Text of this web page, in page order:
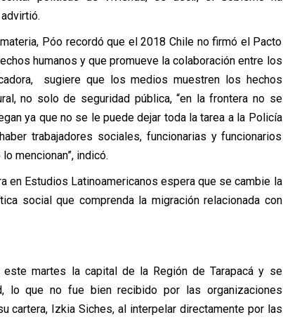
Póo recordó que el 2018 Chile no firmó el Pacto
humanos y que promueve la colaboración entre los
sugiere que los medios muestren los hechos
no solo de seguridad pública, “en la frontera no se
ya que no se le puede dejar toda la tarea a la Policía
trabajadores sociales, funcionarias y funcionarios
mencionan”, indicó.
en Estudios Latinoamericanos espera que se cambie la
social que comprenda la migración relacionada con
martes la capital de la Región de Tarapacá y se
lo que no fue bien recibido por las organizaciones
cartera, Izkia Siches, al interpelar directamente por las